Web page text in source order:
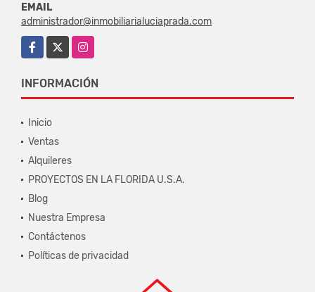
EMAIL
administrador@inmobiliarialuciaprada.com
Facebook
Instagram
INFORMACIÓN
Inicio
Ventas
Alquileres
PROYECTOS EN LA FLORIDA U.S.A.
Blog
Nuestra Empresa
Contáctenos
Políticas de privacidad